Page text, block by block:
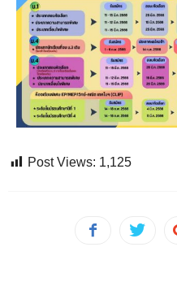
Post Views: 1,125